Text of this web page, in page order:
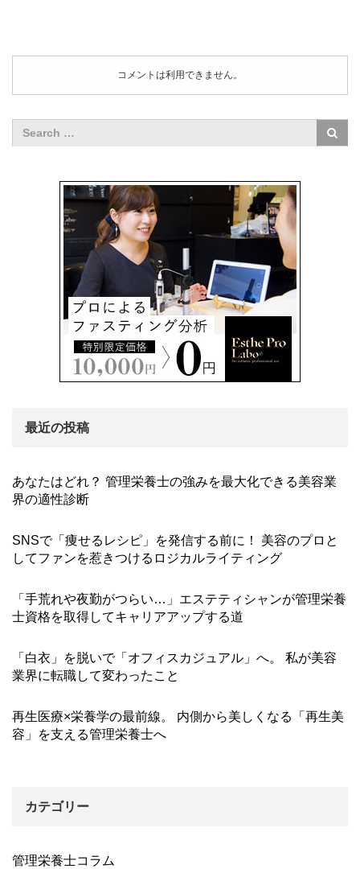
コメントは利用できません。
最近の投稿
あなたはどれ？ 管理栄養士の強みを最大化できる美容業
界の適性診断
SNSで「痩せるレシピ」を発信する前に！ 美容のプロと
してファンを惹きつけるロジカルライティング
「手荒れや夜勤がつらい…」エステティシャンが管理栄養
士資格を取得してキャリアアップする道
「白衣」を脱いで「オフィスカジュアル」へ。 私が美容
業界に転職して変わったこと
再生医療×栄養学の最前線。 内側から美しくなる「再生美
容」を支える管理栄養士へ
カテゴリー
管理栄養士コラム